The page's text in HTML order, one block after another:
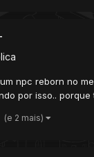
npc reborn no
por isso.. porque
(e 2 mais)